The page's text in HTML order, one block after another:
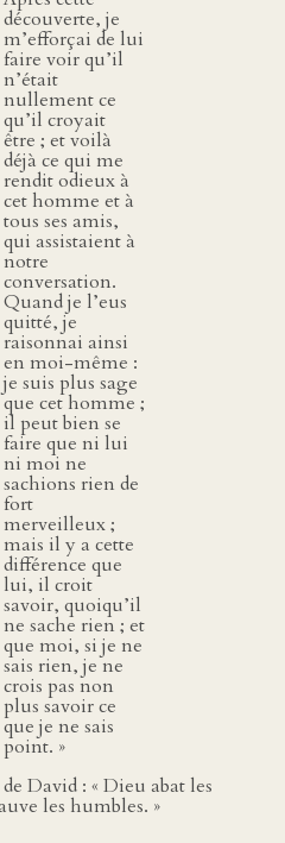
découverte, je
m’efforçai de lui
faire voir qu’il
n’était
nullement ce
qu’il croyait
être ; et voilà
déjà ce qui me
rendit odieux à
cet homme et à
tous ses amis,
qui assistaient à
notre
conversation.
Quand je l’eus
quitté, je
raisonnai ainsi
en moi-même :
je suis plus sage
que cet homme ;
il peut bien se
faire que ni lui
ni moi ne
sachions rien de
fort
merveilleux ;
mais il y a cette
différence que
lui, il croit
savoir, quoiqu’il
ne sache rien ; et
que moi, si je ne
sais rien, je ne
crois pas non
plus savoir ce
que je ne sais
point. »
David : « Dieu abat les
les humbles. »